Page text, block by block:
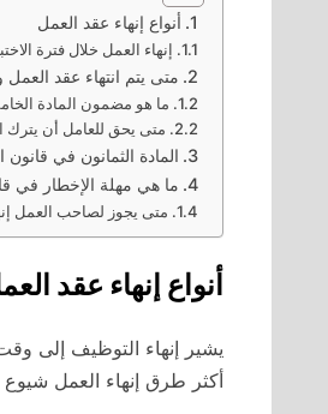
أنواع إنهاء عقد العمل
إنهاء العمل خلال فترة
متى يتم انتهاء عقد
ما هو مضمون المادة
متى يحق للعامل أن يترك
المادة الثمانون في
ما هي مهلة الإخطار في
متى يجوز لصاحب العمل
أنواع إنهاء عقد
يشير إنهاء التوظيف إلى
أكثر طرق إنهاء العمل